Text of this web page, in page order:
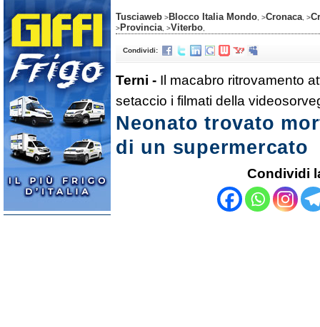
Tusciaweb >Blocco Italia Mondo , >Cronaca , >
>Provincia , >Viterbo
Condividi:
Terni - Il macabro ritrovamento
setaccio i filmati della
Neonato trovato
di un supermercato
Condividi